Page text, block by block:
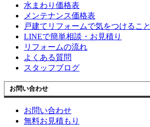
水まわり価格表
メンテナンス価格表
戸建てリフォームで気をつけること
LINEで簡単相談・お見積り
リフォームの流れ
よくある質問
スタッフブログ
お問い合わせ
お問い合わせ
無料お見積もり